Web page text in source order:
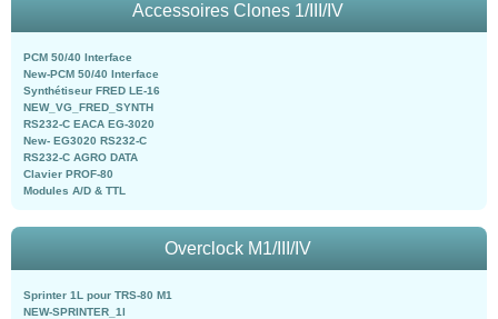
Accessoires Clones 1/III/IV
PCM 50/40 Interface
New-PCM 50/40 Interface
Synthétiseur FRED LE-16
NEW_VG_FRED_SYNTH
RS232-C EACA EG-3020
New- EG3020 RS232-C
RS232-C AGRO DATA
Clavier PROF-80
Modules A/D & TTL
Overclock M1/III/IV
Sprinter 1L pour TRS-80 M1
NEW-SPRINTER_1l